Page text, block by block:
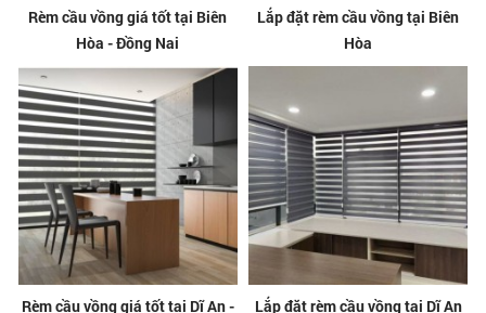
Rèm cầu vồng giá tốt tại Biên
Hòa - Đồng Nai
Lắp đặt rèm cầu vồng tại Biên
Hòa
Rèm cầu vồng giá tốt tại Dĩ An -
Lắp đặt rèm cầu vồng tại Dĩ An